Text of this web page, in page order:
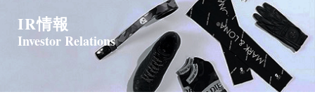
IR情報
Investor Relations